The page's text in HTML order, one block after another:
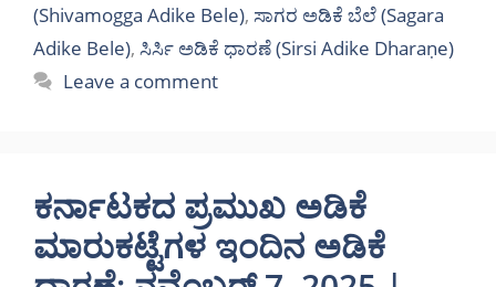
(Shivamogga Adike Bele), ಸಾಗರ ಅಡಿಕೆ ಬೆಲೆ (Sagara
Adike Bele), ಸಿರ್ಸಿ ಅಡಿಕೆ ಧಾರಣೆ (Sirsi Adike Dharaṇe)
Leave a comment
ಕರ್ನಾಟಕದ ಪ್ರಮುಖ ಅಡಿಕೆ
ಮಾರುಕಟ್ಟೆಗಳ ಇಂದಿನ ಅಡಿಕೆ